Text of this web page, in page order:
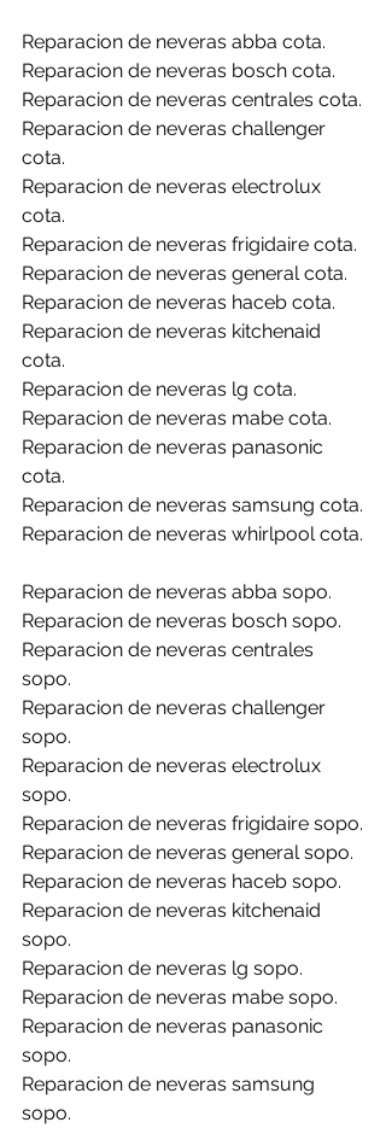
Reparacion de neveras abba cota.
Reparacion de neveras bosch cota.
Reparacion de neveras centrales cota.
Reparacion de neveras challenger
cota.
Reparacion de neveras electrolux
cota.
Reparacion de neveras frigidaire cota.
Reparacion de neveras general cota.
Reparacion de neveras haceb cota.
Reparacion de neveras kitchenaid
cota.
Reparacion de neveras lg cota.
Reparacion de neveras mabe cota.
Reparacion de neveras panasonic
cota.
Reparacion de neveras samsung cota.
Reparacion de neveras whirlpool cota.
Reparacion de neveras abba sopo.
Reparacion de neveras bosch sopo.
Reparacion de neveras centrales
sopo.
Reparacion de neveras challenger
sopo.
Reparacion de neveras electrolux
sopo.
Reparacion de neveras frigidaire sopo.
Reparacion de neveras general sopo.
Reparacion de neveras haceb sopo.
Reparacion de neveras kitchenaid
sopo.
Reparacion de neveras lg sopo.
Reparacion de neveras mabe sopo.
Reparacion de neveras panasonic
sopo.
Reparacion de neveras samsung
sopo.